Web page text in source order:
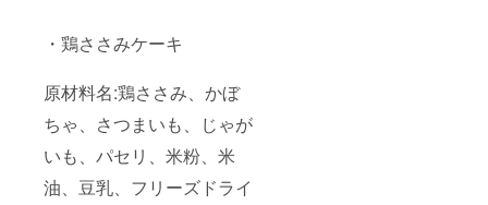
・鶏ささみケーキ
原材料名:鶏ささみ、かぼ
ちゃ、さつまいも、じゃが
いも、パセリ、米粉、米
油、豆乳、フリーズドライ